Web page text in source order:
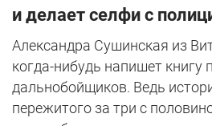
и делает селфи с
Александра Сушинская из
когда-нибудь напишет книгу
дальнобойщиков. Ведь
пережитого за три с